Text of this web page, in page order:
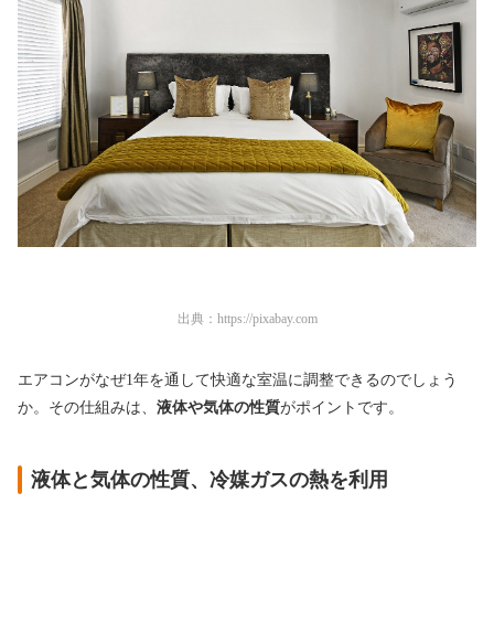
出典： https://pixabay.com
エアコンがなぜ1年を通して快適な室温に調整できるのでしょう
か。その仕組みは、 液体や気体の性質がポイントです。
液体と気体の性質、冷媒ガスの熱を利用